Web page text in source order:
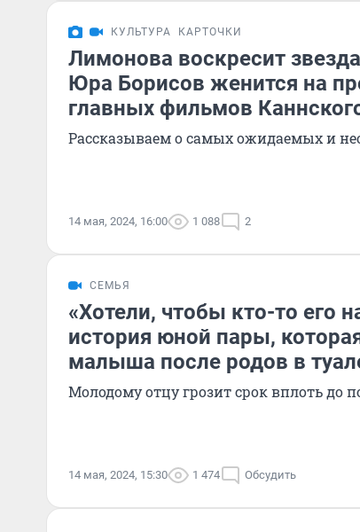
КУЛЬТУРА КАРТОЧКИ
Лимонова воскресит
Юра Борисов женится на
главных фильмов
Рассказываем о самых ожидаемых и
14 мая, 2024, 16:00 1 088 2
СЕМЬЯ
«Хотели, чтобы кто-то его
история юной пары,
малыша после родов в
Молодому отцу грозит срок вплоть до
14 мая, 2024, 15:30 1 474 Обсудить